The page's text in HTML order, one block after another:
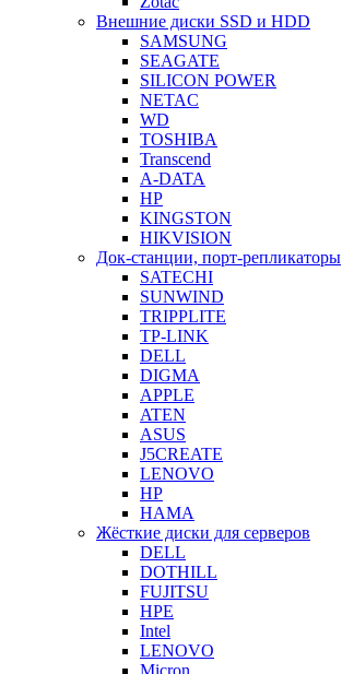
Внешние диски SSD и HDD
SAMSUNG
SEAGATE
SILICON POWER
NETAC
WD
TOSHIBA
Transcend
A-DATA
HP
KINGSTON
HIKVISION
Док-станции, порт-репликаторы
SATECHI
SUNWIND
TRIPPLITE
TP-LINK
DELL
DIGMA
APPLE
ATEN
ASUS
J5CREATE
LENOVO
HP
HAMA
Жёсткие диски для серверов
DELL
DOTHILL
FUJITSU
HPE
Intel
LENOVO